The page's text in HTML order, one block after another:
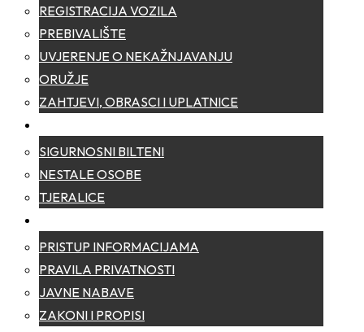
REGISTRACIJA VOZILA
PREBIVALIŠTE
UVJERENJE O NEKAŽNJAVANJU
ORUŽJE
ZAHTJEVI, OBRASCI I UPLATNICE
SIGURNOSNI BILTENI
NESTALE OSOBE
TJERALICE
PRISTUP INFORMACIJAMA
PRAVILA PRIVATNOSTI
JAVNE NABAVE
ZAKONI I PROPISI